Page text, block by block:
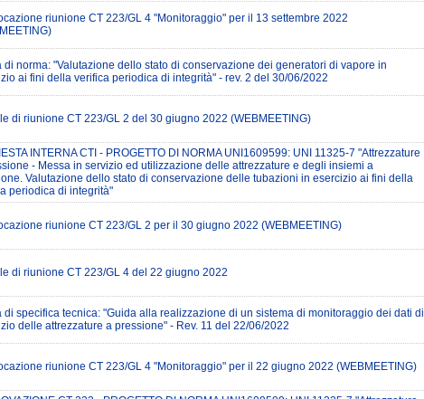
riunione CT 223/GL 4 "Monitoraggio" per il 13 settembre 2022
di norma: "Valutazione dello stato di conservazione dei generatori di vapore in
ai fini della verifica periodica di integrità" - rev. 2 del 30/06/2022
di riunione CT 223/GL 2 del 30 giugno 2022 (WEBMEETING)
INTERNA CTI - PROGETTO DI NORMA UNI1609599: UNI 11325-7 "Attrezzature
- Messa in servizio ed utilizzazione delle attrezzature e degli insiemi a
Valutazione dello stato di conservazione delle tubazioni in esercizio ai fini della
periodica di integrità"
riunione CT 223/GL 2 per il 30 giugno 2022 (WEBMEETING)
di riunione CT 223/GL 4 del 22 giugno 2022
di specifica tecnica: "Guida alla realizzazione di un sistema di monitoraggio dei dati di
delle attrezzature a pressione" - Rev. 11 del 22/06/2022
riunione CT 223/GL 4 "Monitoraggio" per il 22 giugno 2022 (WEBMEETING)